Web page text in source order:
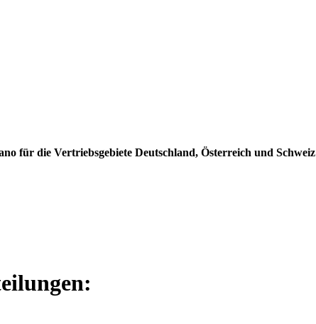
für die Vertriebsgebiete Deutschland, Österreich und Schweiz